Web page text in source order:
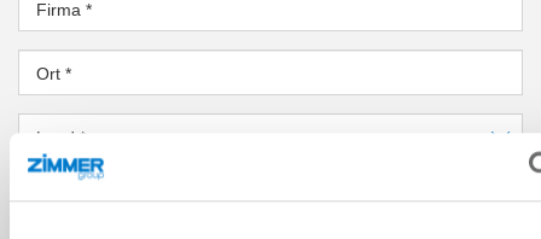
Firma *
Ort *
Land *
PLZ*